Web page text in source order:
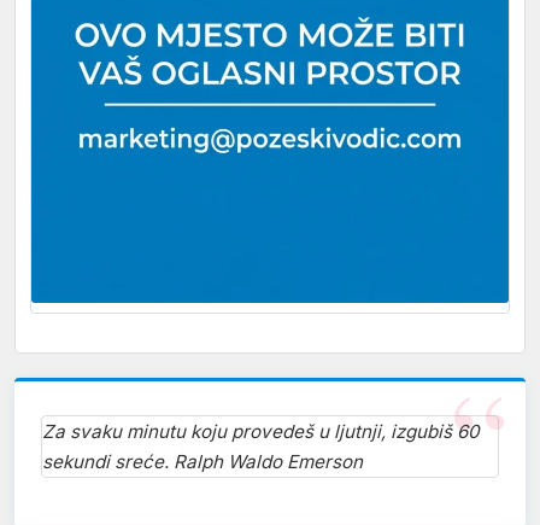
Za svaku minutu koju provedeš u ljutnji, izgubiš 60
sekundi sreće. Ralph Waldo Emerson